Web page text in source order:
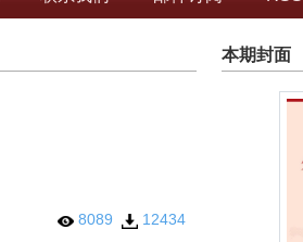
8089 12434
本期封面